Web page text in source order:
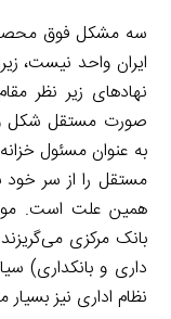
سه مشکل فوق
ایران واحد نیست،
نهادهای زیر نظر
صورت مستقل شکل و
به عنوان مسئول
مستقل را از سر
همین علت است.
بانک مرکزی
داری و بانکداری)
نظام اداری نیز